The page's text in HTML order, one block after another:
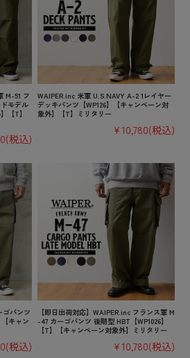
M-51 フ
モデル
【T】
(税込)
WAIPER.inc 米軍 U.S.NAVY A-2 1レイヤー
デッキパンツ【WP126】【キャンペーン対
象外】【T】ミリタリー
¥10,780(税込)
ゴパンツ
キャン
(税込)
【即日出荷対応】WAIPER.inc フランス軍 M
-47 カーゴパンツ 後期型 HBT【WP1026】
【T】【キャンペーン対象外】ミリタリー
¥10,780(税込)